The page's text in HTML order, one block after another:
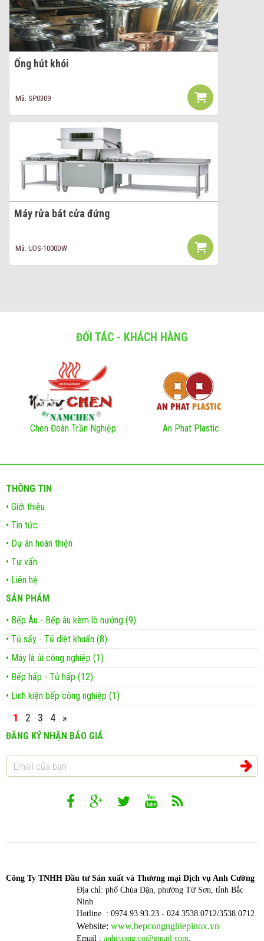
Ống hút khói
Mã: SP0309
Máy rửa bát cửa đứng
Mã: UDS-1000DW
ĐỐI TÁC - KHÁCH HÀNG
Chen Đoàn Trần Nghiệp An Phat Plastic
THÔNG TIN
• Giới thiệu
• Tin tức
• Dự án hoàn thiện
• Tư vấn
• Liên hệ
SẢN PHẨM
• Bếp Âu - Bếp âu kèm lò nướng (9)
• Tủ sấy - Tủ diệt khuẩn (8)
• Máy là ủi công nghiệp (1)
• Bếp hấp - Tủ hấp (12)
• Linh kiện bếp công nghiệp (1)
1 2 3 4 »
ĐĂNG KÝ NHẬN BÁO GIÁ
Công Ty TNHH Đầu tư Sản xuất và Thương mại Dịch vụ Anh Cường
Địa chỉ: phố Chùa Dận, phường Từ Sơn, tỉnh Bắc
Ninh
Hotline : 0974.93.93.23 - 024.3538.0712/3538.0712
Website: www.bepcongnghiepinox.vn
Email : anhcuong.co@gmail.com.